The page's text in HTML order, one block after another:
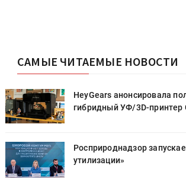
САМЫЕ ЧИТАЕМЫЕ НОВОСТИ
HeyGears анонсировала
гибридный УФ/3D-принтер
Росприроднадзор
утилизации»